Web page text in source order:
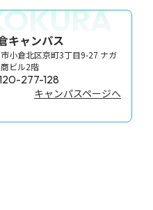
キャンパス
小倉北区京町3丁目9-27 ナガ
ビル2階
277-128
キャンパスページへ